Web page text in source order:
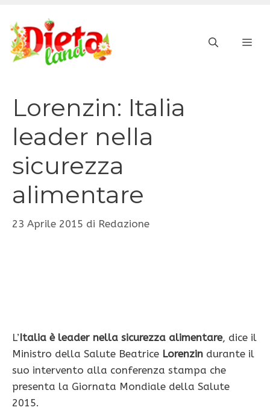
contenuto
Lorenzin: Italia
leader nella
sicurezza
alimentare
23 Aprile 2015 di Redazione
L’Italia è leader nella sicurezza alimentare, dice il
Ministro della Salute Beatrice Lorenzin durante il
suo intervento alla conferenza stampa che
presenta la Giornata Mondiale della Salute
2015.